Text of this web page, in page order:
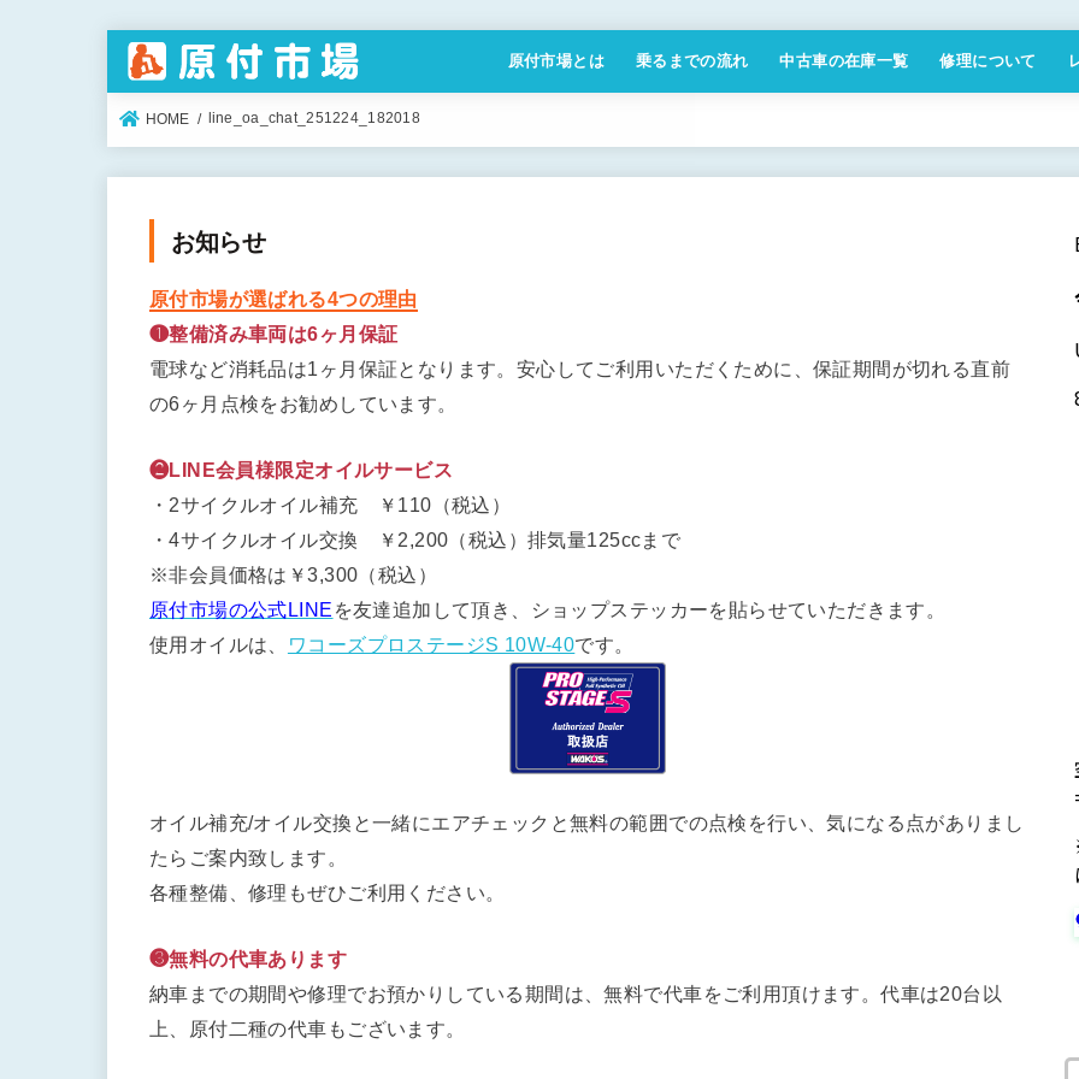
原付市場とは 乗るまでの流れ 中古車の在庫一覧 修理について
HOME line_oa_chat_251224_182018
お知らせ
原付市場が選ばれる4つの理由
❶整備済み車両は6ヶ月保証
電球など消耗品は1ヶ月保証となります。安心してご利用いただくために、保証期間が切れる直前
の6ヶ月点検をお勧めしています。
❷LINE会員様限定オイルサービス
・2サイクルオイル補充 ￥110（税込）
・4サイクルオイル交換 ￥2,200（税込）排気量125ccまで
※非会員価格は￥3,300（税込）
原付市場の公式LINE を友達追加して頂き、ショップステッカーを貼らせていただきます。
使用オイルは、
ワコーズプロステージS 10W-40です。
オイル補充/オイル交換と一緒にエアチェックと無料の範囲での点検を行い、気になる点がありまし
たらご案内致します。
各種整備、修理もぜひご利用ください。
❸無料の代車あります
納車までの期間や修理でお預かりしている期間は、無料で代車をご利用頂けます。代車は20台以
上、原付二種の代車もございます。